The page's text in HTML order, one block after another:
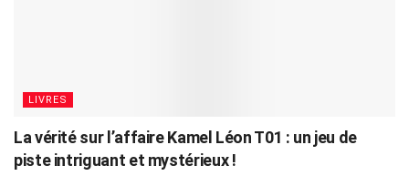
LIVRES
La vérité sur l’affaire Kamel Léon T01 : un jeu de
piste intriguant et mystérieux !